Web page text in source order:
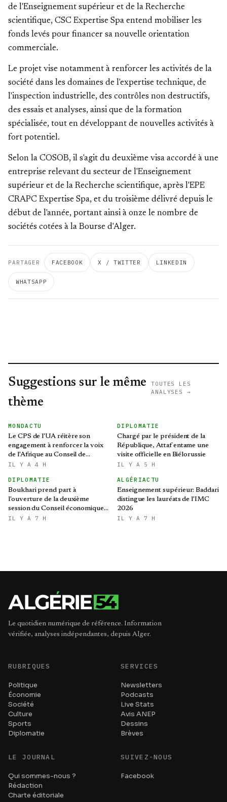
de l'Enseignement supérieur et de la Recherche
scientifique, CSC Expertise Spa entend mobiliser les
fonds levés pour financer sa nouvelle orientation
commerciale.
Le projet vise notamment à renforcer les activités de la
société dans les domaines de l'expertise technique, de
l'inspection industrielle, des contrôles non destructifs,
des essais et analyses, ainsi que de la formation
spécialisée, tout en développant de nouvelles activités à
fort potentiel.
Selon la COSOB, il s'agit du deuxième visa accordé à une
entreprise relevant du secteur de l'Enseignement
supérieur et de la Recherche scientifique, après l'EPE
CRAPC Expertise Spa, et du troisième délivré depuis le
début de l'année, portant ainsi à onze le nombre de
sociétés cotées à la Bourse d'Alger.
PARTAGER FACEBOOK X / TWITTER LINKEDIN
WHATSAPP
Suggestions sur le même
thème
TOUTES LES
ANALYSES →
MONDACTU
Le CPS de l'UA réitère son
engagement à renforcer la voix
de l'Afrique au Conseil de
sécurité des Nations Unies
IL Y A 4 H
DIPLOMATIE
Chargé par le président de la
République, Attaf entame une
visite officielle en Biélorussie
IL Y A 5 H
DIPLOMATIE
Boukhari prend part à
l'ouverture de la deuxième
session du Conseil économique,
social, culturel et
IL Y A 7 H
ALGÉRIACTU
Enseignement supérieur: Baddari
distingue les lauréats de l'IMC
2026
IL Y A 7 H
Le quotidien numérique de référence. Information
vérifiée, analyses indépendantes, depuis Alger.
RUBRIQUES
Politique
Économie
Société
Culture
Sports
Diplomatie
SERVICES
Newsletters
Podcasts
Live Stats
Avis ANEP
Dessins
Brèves
LE JOURNAL
Qui sommes-nous ?
Rédaction
Charte éditoriale
SUIVEZ-NOUS
Facebook